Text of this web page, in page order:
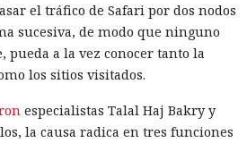
el tráfico de Safari por dos nodos
sucesiva, de modo que ninguno
pueda a la vez conocer tanto la
los sitios visitados.
especialistas Talal Haj Bakry y
la causa radica en tres funciones